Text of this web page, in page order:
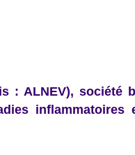
: ALNEV), société
inflammatoires